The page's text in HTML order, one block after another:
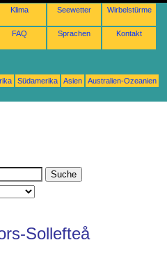
Klima Seewetter Wirbelstürme
FAQ Sprachen Kontakt
Südamerika Asien
Australien-Ozeanien
Sollefteå